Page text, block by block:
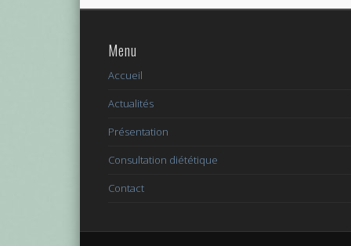
Menu
Accueil
Actualités
Présentation
Consultation diététique
Contact